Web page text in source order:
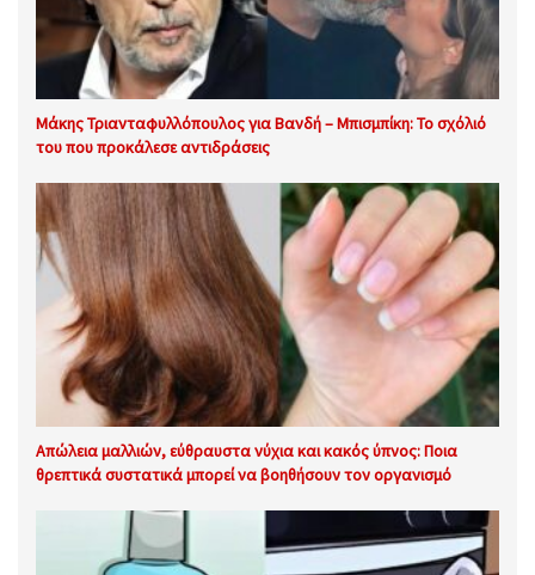
Μάκης Τριανταφυλλόπουλος για Βανδή – Μπισμπίκη: Το σχόλιό
του που προκάλεσε αντιδράσεις
Απώλεια μαλλιών, εύθραυστα νύχια και κακός ύπνος: Ποια
θρεπτικά συστατικά μπορεί να βοηθήσουν τον οργανισμό